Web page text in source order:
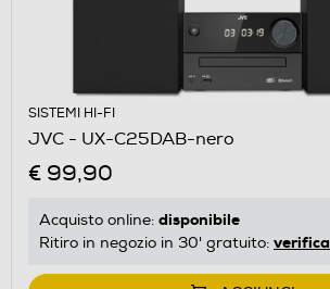
SISTEMI HI-FI
JVC - UX-C25DAB-nero
€ 99,90
Acquisto online: disponibile
Ritiro in negozio in 30' gratuito: verifica